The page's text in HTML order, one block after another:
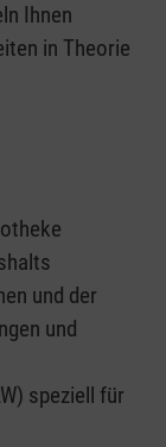
Ihnen
in Theorie
und der
und
speziell für